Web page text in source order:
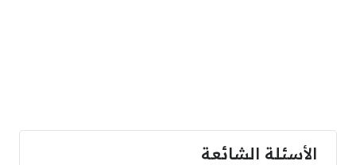
الأسئلة الشائعة